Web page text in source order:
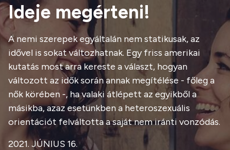
Ideje megérteni!
A nemi szerepek egyáltalán nem statikusak, az
idővel is sokat változhatnak. Egy friss amerikai
kutatás most arra kereste a választ, hogyan
változott az idők során annak megítélése - főleg a
nők körében -, ha valaki átlépett az egyikből a
másikba, azaz esetünkben a heteroszexuális
orientációt felváltotta a saját nem iránti vonzódás.
2021. JÚNIUS 16.